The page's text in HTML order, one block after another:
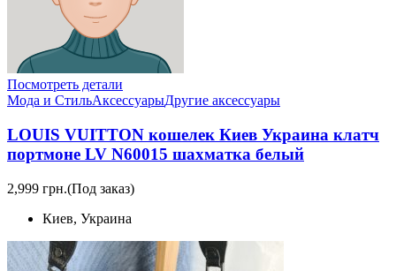
Посмотреть детали
Мода и СтильАксессуарыДругие аксессуары
LOUIS VUITTON кошелек Киев Украина клатч
портмоне LV N60015 шахматка белый
2,999 грн.(Под заказ)
Киев, Украина